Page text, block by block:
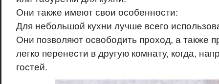
Они также имеют свои особенности:
Для небольшой кухни лучше всего
Они позволяют освободить проход, а также
легко перенести в другую комнату, когда,
гостей.